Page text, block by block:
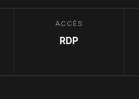
ACCÈS
RDP